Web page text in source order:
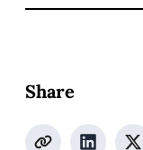
Share